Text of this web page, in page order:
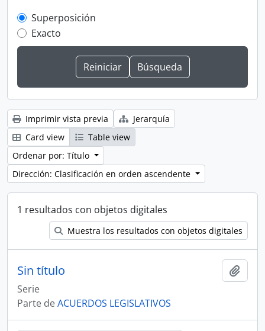
Superposición
Exacto
Imprimir vista previa
Jerarquía
Card view
Table view
Ordenar por: Título
Dirección: Clasificación en orden ascendente
1 resultados con objetos digitales
Muestra los resultados con objetos digitales
Sin título
Serie
Parte deACUERDOS LEGISLATIVOS